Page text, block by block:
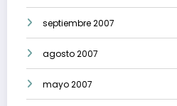
septiembre 2007
agosto 2007
mayo 2007